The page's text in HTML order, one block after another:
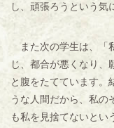
し、頑張ろうという気
また次の学生は、「
じ、都合が悪くなり、
と腹をたてています。
うな人間だから、私の
も私を見捨てないとい